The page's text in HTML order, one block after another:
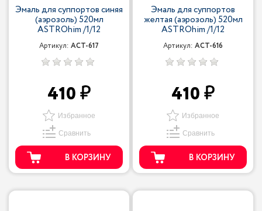
Эмаль для суппортов синяя
(аэрозоль) 520мл
ASTROhim /1/12
Артикул: ACT-617
410
Избранное
Сравнить
В КОРЗИНУ
Эмаль для суппортов
желтая (аэрозоль) 520мл
ASTROhim /1/12
Артикул: ACT-616
410
Избранное
Сравнить
В КОРЗИНУ